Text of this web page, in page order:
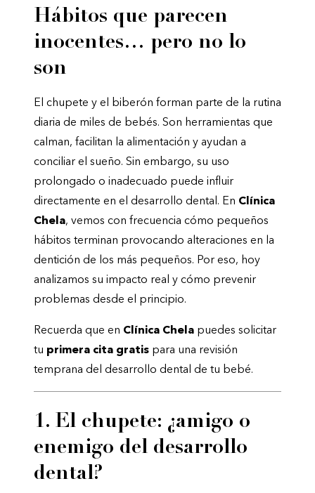
Hábitos que parecen
inocentes… pero no lo
son
El chupete y el biberón forman parte de la rutina
diaria de miles de bebés. Son herramientas que
calman, facilitan la alimentación y ayudan a
conciliar el sueño. Sin embargo, su uso
prolongado o inadecuado puede influir
directamente en el desarrollo dental. En Clínica
Chela, vemos con frecuencia cómo pequeños
hábitos terminan provocando alteraciones en la
dentición de los más pequeños. Por eso, hoy
analizamos su impacto real y cómo prevenir
problemas desde el principio.
Recuerda que en Clínica Chela puedes solicitar
tu primera cita gratis para una revisión
temprana del desarrollo dental de tu bebé.
1. El chupete: ¿amigo o
enemigo del desarrollo
dental?